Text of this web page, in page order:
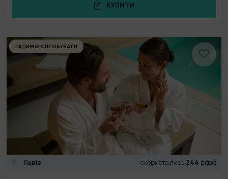
КУПИТИ
РАДИМО СПРОБУВАТИ
Львів скористались 244 разів